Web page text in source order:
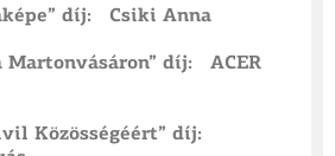
díj: Csiki Anna
Martonvásáron” díj: ACER
Közösségéért” díj: